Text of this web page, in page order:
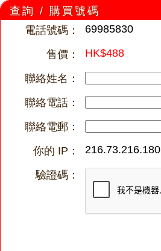
查詢 / 購買號碼
電話號碼：
69985830
售價： HK$488
聯絡姓名：
聯絡電話：
聯絡電郵：
你的 IP：
216.73.216.180
驗證碼：